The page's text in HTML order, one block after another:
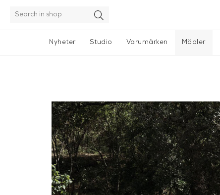
Nyheter Studio Varumärken Möbler